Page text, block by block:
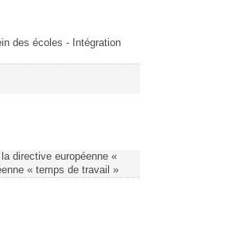
des écoles - Intégration
directive européenne «
« temps de travail »